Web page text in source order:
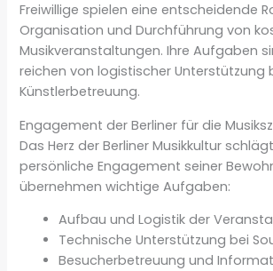
Freiwillige spielen eine entscheidende
Organisation und Durchführung von
Musikveranstaltungen. Ihre Aufgaben
reichen von logistischer Unterstützung
Künstlerbetreuung.
Engagement der Berliner für die
Das Herz der Berliner Musikkultur
persönliche Engagement seiner
übernehmen wichtige Aufgaben:
Aufbau und Logistik der
Technische Unterstützung bei
Besucherbetreuung und